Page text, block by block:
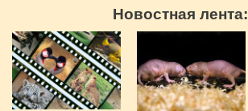
Новостная лента: